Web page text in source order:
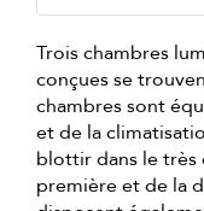
Trois chambres
conçues se
chambres sont
et de la
blottir dans le très
première et de la